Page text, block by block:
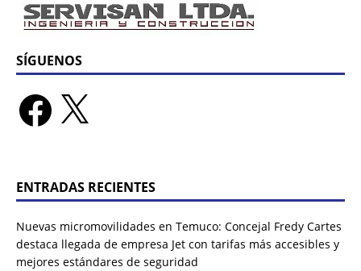
SÍGUENOS
ENTRADAS RECIENTES
Nuevas micromovilidades en Temuco: Concejal Fredy Cartes
destaca llegada de empresa Jet con tarifas más accesibles y
mejores estándares de seguridad